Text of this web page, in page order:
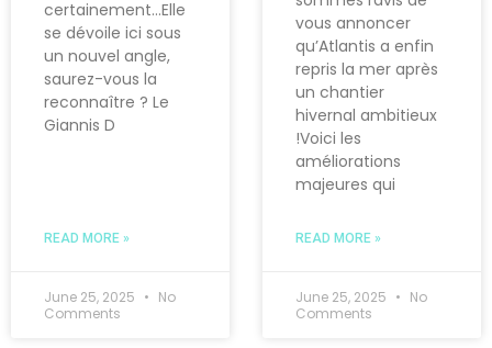
certainement…Elle
se dévoile ici sous
un nouvel angle,
saurez-vous la
reconnaître ? Le
Giannis D
READ MORE »
June 25, 2025
No
Comments
vous annoncer
qu’Atlantis a enfin
repris la mer après
un chantier
hivernal ambitieux
!Voici les
améliorations
majeures qui
READ MORE »
June 25, 2025
No
Comments